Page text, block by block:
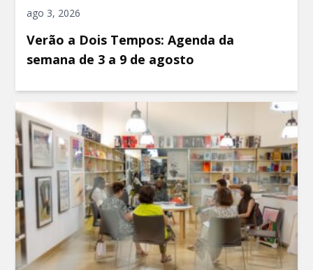
ago 3, 2026
Verão a Dois Tempos: Agenda da
semana de 3 a 9 de agosto